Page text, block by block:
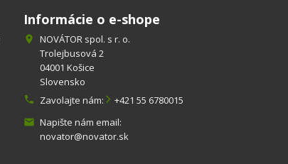
Informácie o e-shope

NOVÁTOR spol. s r. o.
Trolejbusová 2
04001 Košice
Slovensko
 Zavolajte nám: +421 55 6780015
 Napište nám email:
novator@novator.sk